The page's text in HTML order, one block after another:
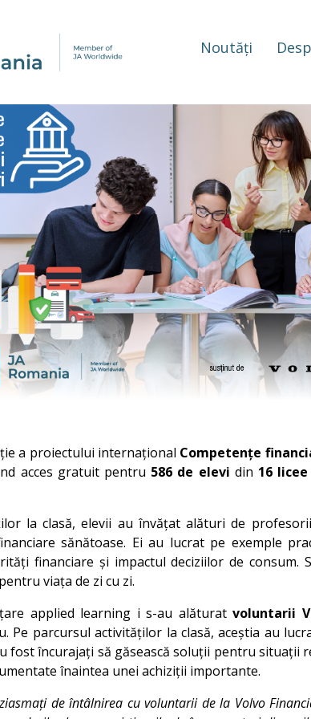
Noutăți
a proiectului internațional Competențe
acces gratuit pentru 586 de elevi din 16 licee
la clasă, elevii au învățat alături de
sănătoase. Ei au lucrat pe exemple
financiare și impactul deciziilor de
viața de zi cu zi.
applied learning i s-au alăturat voluntarii
Pe parcursul activităților la clasă, aceștia au
fost încurajați să găsească soluții pentru situații
înaintea unei achiziții importante.
de întâlnirea cu voluntarii de la Volvo